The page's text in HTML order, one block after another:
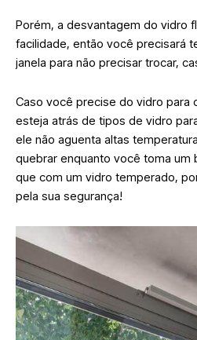
Porém, a desvantagem do vidro
facilidade, então você precisará
janela para não precisar trocar,
Caso você precise do vidro para
esteja atrás de tipos de vidro
ele não aguenta altas
quebrar enquanto você toma um
que com um vidro temperado,
pela sua segurança!